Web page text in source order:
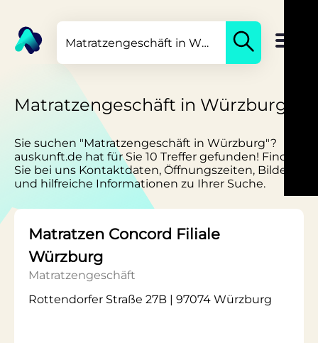
Matratzengeschäft in Würzburg
Sie suchen "Matratzengeschäft in Würzburg"?
auskunft.de hat für Sie 10 Treffer gefunden! Finden
Sie bei uns Kontaktdaten, Öffnungszeiten, Bilder
und hilfreiche Informationen zu Ihrer Suche.
Matratzen Concord Filiale
Würzburg
Matratzengeschäft
Rottendorfer Straße 27B | 97074 Würzburg